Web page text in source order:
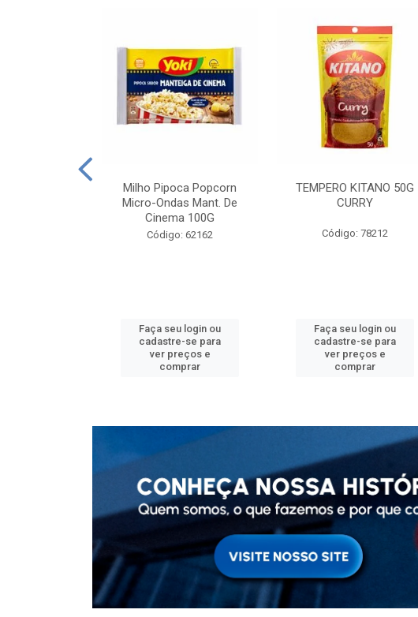
Milho Pipoca Popcorn
Micro-Ondas Mant. De
Cinema 100G
Código: 62162
Faça seu login ou
cadastre-se para
ver preços e
comprar
TEMPERO KITANO 50G
CURRY
Código: 78212
Faça seu login ou
cadastre-se para
ver preços e
comprar